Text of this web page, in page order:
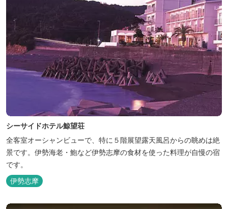
シーサイドホテル鯨望荘
全客室オーシャンビューで、特に５階展望露天風呂からの眺めは絶
景です。伊勢海老・鮑など伊勢志摩の食材を使った料理が自慢の宿
です。
伊勢志摩